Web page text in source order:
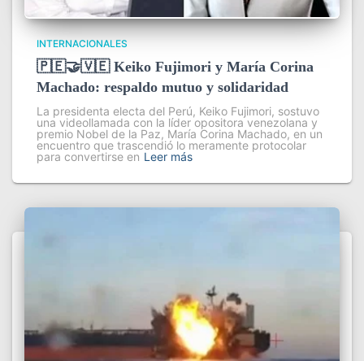
INTERNACIONALES
🇵🇪🤝🇻🇪 Keiko Fujimori y María Corina
Machado: respaldo mutuo y solidaridad
La presidenta electa del Perú, Keiko Fujimori, sostuvo
una videollamada con la líder opositora venezolana y
premio Nobel de la Paz, María Corina Machado, en un
encuentro que trascendió lo meramente protocolar
para convertirse en Leer más